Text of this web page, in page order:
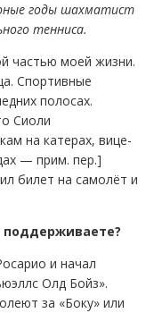
годы шахматист
тенниса.
частью моей жизни.
Спортивные
полосах.
Сиоли
на катерах, вице-
— прим. пер.]
билет на самолёт и
и начал
Олд Бойз».
за «Боку» или